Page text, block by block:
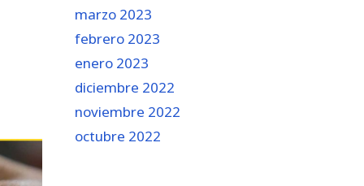
marzo 2023
febrero 2023
enero 2023
diciembre 2022
noviembre 2022
octubre 2022